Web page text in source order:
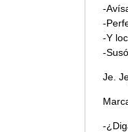
-
-
-Y
-
Je.
-